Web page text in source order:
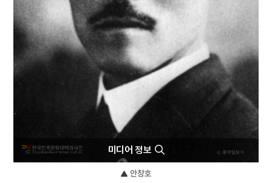
고기압
9
규합총서
10 금성대군
미디어 정보
안창호